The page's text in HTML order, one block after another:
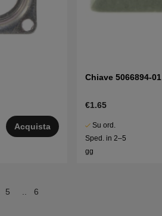
Acquista
Chiave 5066894-01
€1.65
Su ord.
Sped. in 2–5
gg
5 .. 6